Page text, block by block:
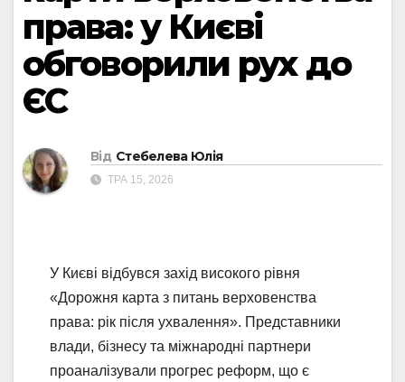
права: у Києві
обговорили рух до
ЄС
Від Стебелева Юлія
ТРА 15, 2026
У Києві відбувся захід високого рівня
«Дорожня карта з питань верховенства
права: рік після ухвалення». Представники
влади, бізнесу та міжнародні партнери
проаналізували прогрес реформ, що є